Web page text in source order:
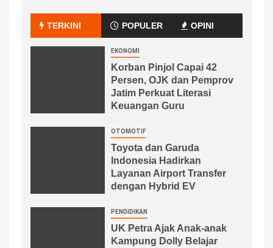
TERKINI POPULER OPINI
EKONOMI
Korban Pinjol Capai 42
Persen, OJK dan Pemprov
Jatim Perkuat Literasi
Keuangan Guru
OTOMOTIF
Toyota dan Garuda
Indonesia Hadirkan
Layanan Airport Transfer
dengan Hybrid EV
PENDIDIKAN
UK Petra Ajak Anak-anak
Kampung Dolly Belajar